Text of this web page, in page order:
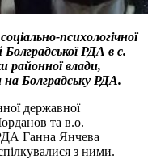
психологічної
РДА в с.
районної влади,
Болградську РДА.
державної
та в.о.
Ганна Янчева
з ними.